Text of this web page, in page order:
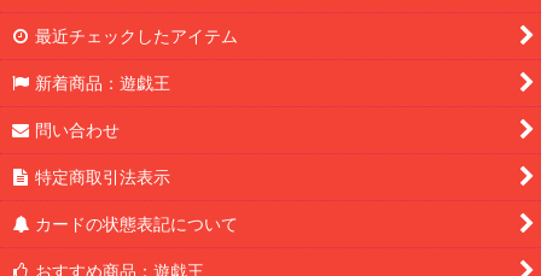
最近チェックしたアイテム
新着商品：遊戯王
問い合わせ
特定商取引法表示
カードの状態表記について
おすすめ商品：遊戯王